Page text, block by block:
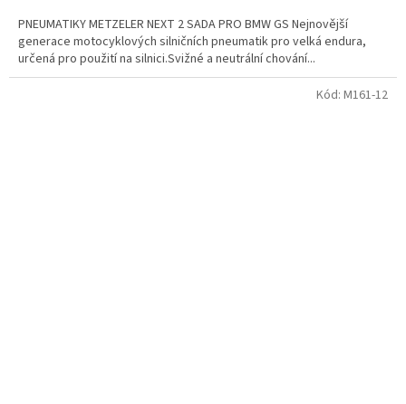
PNEUMATIKY METZELER NEXT 2 SADA PRO BMW GS Nejnovější
generace motocyklových silničních pneumatik pro velká endura,
určená pro použití na silnici.Svižné a neutrální chování...
Kód: M161-12